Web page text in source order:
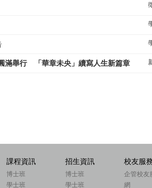
滿舉行 「華章未央」續寫人生新篇章
課程資訊
博士班
學士班
招生資訊
博士班
學士班
校友服
企管校友
網